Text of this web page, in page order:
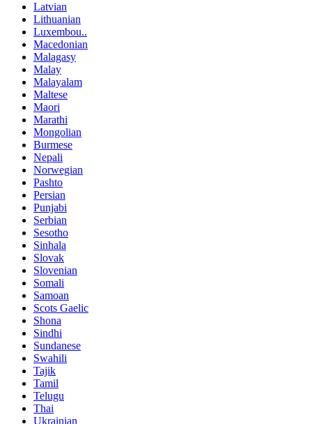
Latvian
Lithuanian
Luxembou..
Macedonian
Malagasy
Malay
Malayalam
Maltese
Maori
Marathi
Mongolian
Burmese
Nepali
Norwegian
Pashto
Persian
Punjabi
Serbian
Sesotho
Sinhala
Slovak
Slovenian
Somali
Samoan
Scots Gaelic
Shona
Sindhi
Sundanese
Swahili
Tajik
Tamil
Telugu
Thai
Ukrainian